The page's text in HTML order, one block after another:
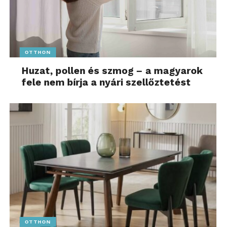
OTTHON
Huzat, pollen és szmog – a magyarok
fele nem bírja a nyári szellőztetést
OTTHON